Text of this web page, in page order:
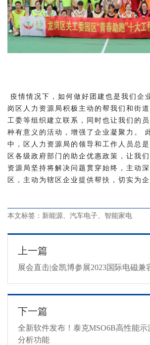
疫情情况下，如何做好团建也是我们企
岗区人力资源局积极主动的帮我们和街
工委等组织建立联系，同时也让我们的
种有意义的活动，增强了企业凝聚力。
中，区人力资源局的领导和工作人员总
区各级政府部门的助企优惠政策，让我
资源局坚持将解决问题贯穿始终，主动
区，主动为辖区企业提供帮扶，切实为企
本文标签：新能源、汽车电子、智能家电
上一篇
展会直击|金凯博参展2023国际电磁兼
下一篇
全新软件发布！泰克MSO6B高性能示
分析功能